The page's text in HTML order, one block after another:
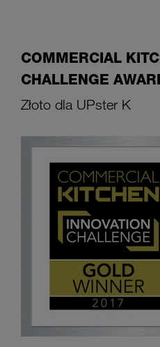
COMMERCIAL
CHALLENGE
Złoto dla UPster K